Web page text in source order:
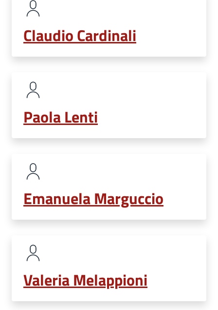
Claudio Cardinali
Paola Lenti
Emanuela Marguccio
Valeria Melappioni